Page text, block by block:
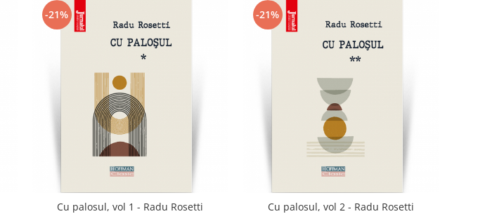
-21%
Cu palosul, vol 1 - Radu Rosetti
-21%
Cu palosul, vol 2 - Radu Rosetti